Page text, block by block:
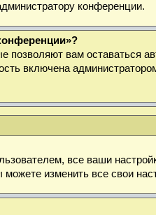
конференции.
позволяют вам оставаться
включена
все ваши
изменить все свои